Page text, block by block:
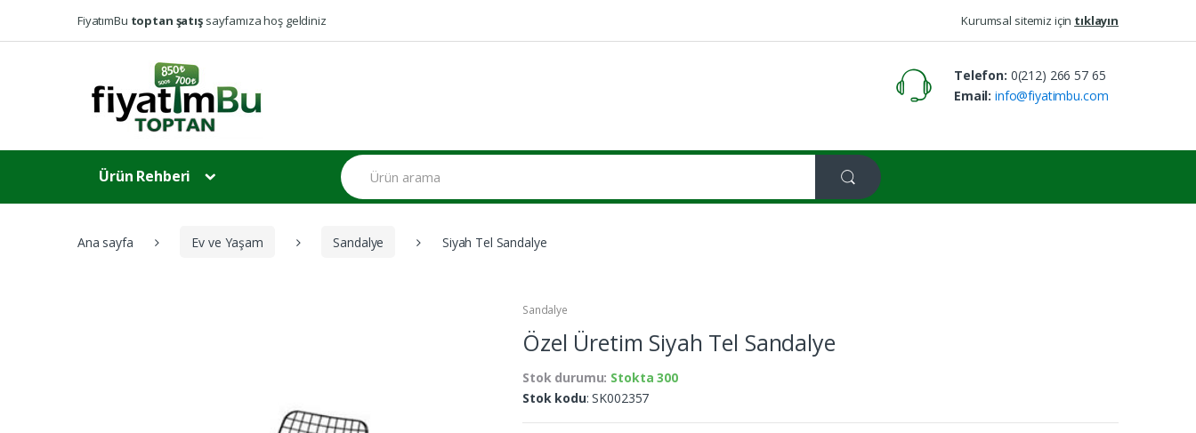
FiyatımBu toptan şatışsayfamıza hoş geldiniz Kurumsal sitemiz için tıklayın
Telefon: 0(212) 266 57 65
Email: info@fiyatimbu.com
Ürün Rehberi
A
r
a
m
:
Ana sayfa Ev ve Yaşam Sandalye Siyah Tel Sandalye
Sandalye
Özel Üretim Siyah Tel Sandalye
Stok durumu: Stokta 300
Stok kodu: SK002357